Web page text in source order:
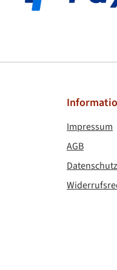
Impressum
AGB
Datenschutz